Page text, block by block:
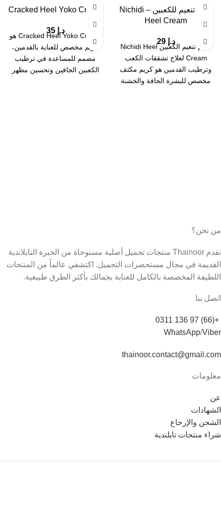
كريم تنعيم للكعبين – Nichidi
Heel Cream
د.إ 29
كريم تنعيم الكعبين Nichidi Heel
Cream لعلاج تشققات الكعب
وترطيب القدمين هو كريم مكثف
مخصص للبشرة الجافة والخشنة
Cracked Heel Yoko Cream
د.إ 35
Cracked Heel Yoko Cream هو
كريم مخصص للعناية بالقدمين،
مصمم للمساعدة في ترطيب
الكعبين الجافين وتحسين مظهر
من نحن؟
تقدم Thainoor منتجات تجميل أصلية مستوحاة من الخبرة التايلاندية
القديمة في مجال مستحضرات التجميل. اكتشفي عالماً من المنتجات
اللطيفة المخصصة بالكامل للعناية بجمالك بأكثر الطرق طبيعية.
اتصل بنا
+(66) 97 136 0311
WhatsApp/Viber
thainoor.contact@gmail.com
معلومات
عن
الشهادات
الشحن والإرجاع
شراء منتجات تايلندية